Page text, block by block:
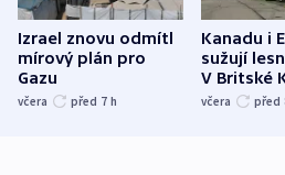
Izrael znovu odmítl
mírový plán pro
Gazu
včera před 7 h
Kanadu i
sužují
V Britské
včera před